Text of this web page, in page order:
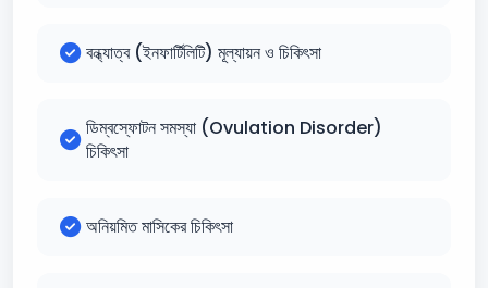
বন্ধ্যাত্ব (ইনফার্টিলিটি) মূল্যায়ন ও চিকিৎসা
ডিম্বস্ফোটন সমস্যা (Ovulation Disorder)
চিকিৎসা
অনিয়মিত মাসিকের চিকিৎসা